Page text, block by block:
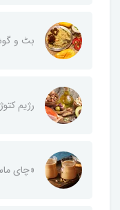
بٹ و
رژیم
«چای